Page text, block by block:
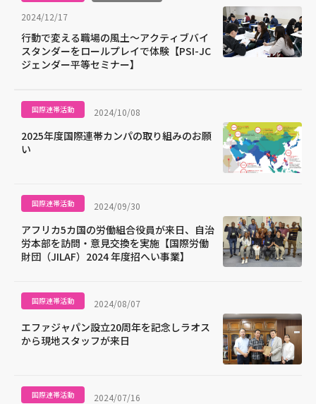
2024/12/17
行動で変える職場の風土～アクティブバイ
スタンダーをロールプレイで体験【PSI-JC
ジェンダー平等セミナー】
国際連帯活動 2024/10/08
2025年度国際連帯カンパの取り組みのお願
い
国際連帯活動 2024/09/30
アフリカ5カ国の労働組合役員が来日、自治
労本部を訪問・意見交換を実施【国際労働
財団（JILAF）2024 年度招へい事業】
国際連帯活動 2024/08/07
エファジャパン設立20周年を記念しラオス
から現地スタッフが来日
国際連帯活動 2024/07/16